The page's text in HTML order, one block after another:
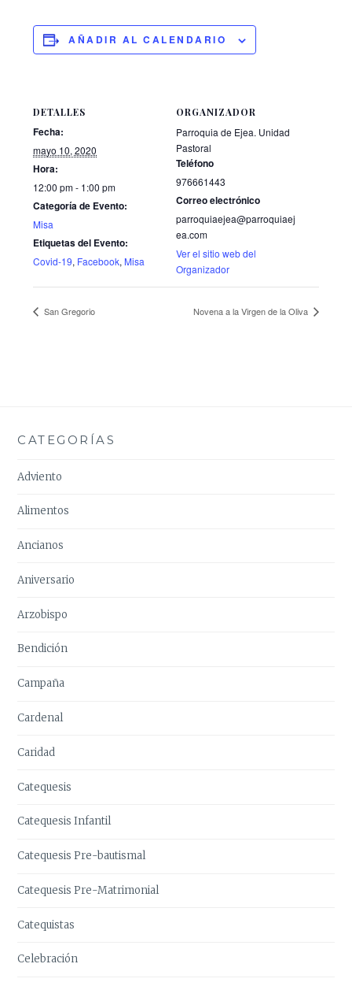
AÑADIR AL CALENDARIO
DETALLES
Fecha:
mayo 10, 2020
Hora:
12:00 pm - 1:00 pm
Categoría de Evento:
Misa
Etiquetas del Evento:
Covid-19, Facebook, Misa
ORGANIZADOR
Parroquia de Ejea. Unidad
Pastoral
Teléfono
976661443
Correo electrónico
parroquiaejea@parroquiaej
ea.com
Ver el sitio web del
Organizador
San Gregorio Novena a la Virgen de la Oliva
CATEGORÍAS
Adviento
Alimentos
Ancianos
Aniversario
Arzobispo
Bendición
Campaña
Cardenal
Caridad
Catequesis
Catequesis Infantil
Catequesis Pre-bautismal
Catequesis Pre-Matrimonial
Catequistas
Celebración